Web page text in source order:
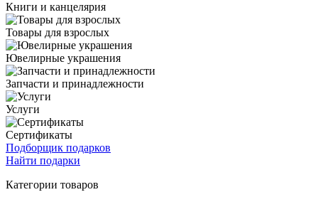
Книги и канцелярия
Товары для взрослых
Ювелирные украшения
Запчасти и принадлежности
Услуги
Сертификаты
Подборщик подарков
Найти подарки
Категории товаров